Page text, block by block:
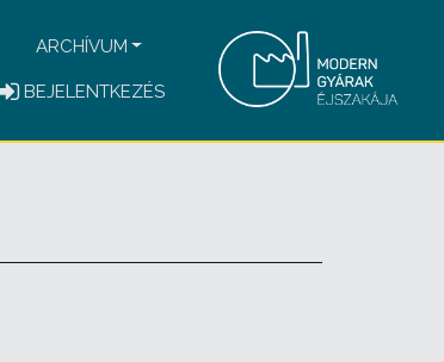
ARCHÍVUM
BEJELENTKEZÉS